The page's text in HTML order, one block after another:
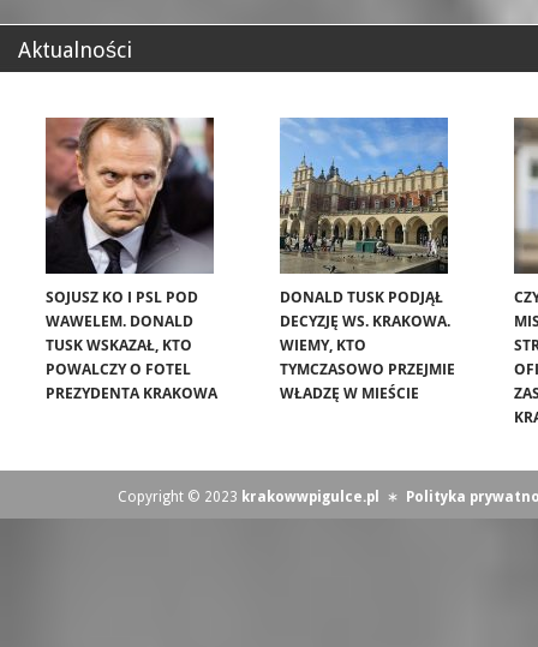
Aktualności
SOJUSZ KO I PSL POD
WAWELEM. DONALD
TUSK WSKAZAŁ, KTO
POWALCZY O FOTEL
PREZYDENTA KRAKOWA
DONALD TUSK PODJĄŁ
DECYZJĘ WS. KRAKOWA.
WIEMY, KTO
TYMCZASOWO PRZEJMIE
WŁADZĘ W MIEŚCIE
Copyright © 2023 krakowwpigulce.pl ∗ Polityka